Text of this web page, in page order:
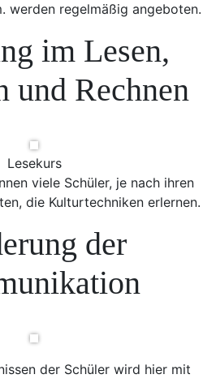
werden regelmäßig angeboten.
im Lesen,
und Rechnen
Lesekurs
viele Schüler, je nach ihren
die Kulturtechniken erlernen.
der
der Schüler wird hier mit